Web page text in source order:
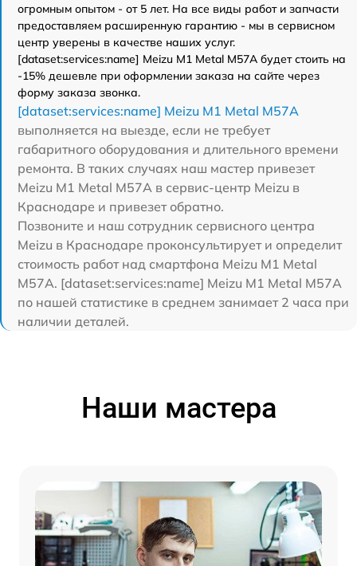
огромным опытом - от 5 лет. На все виды работ и запчасти
предоставляем расширенную гарантию - мы в сервисном
центр уверены в качестве наших услуг.
[dataset:services:name] Meizu M1 Metal M57A будет стоить на
-15% дешевле при оформлении заказа на сайте через
форму заказа звонка.
[dataset:services:name] Meizu M1 Metal M57A
выполняется на выезде, если не требует
габаритного оборудования и длительного времени
ремонта. В таких случаях наш мастер привезет
Meizu M1 Metal M57A в сервис-центр Meizu в
Краснодаре и привезет обратно.
Позвоните и наш сотрудник сервисного центра
Meizu в Краснодаре проконсультирует и определит
стоимость работ над смартфона Meizu M1 Metal
M57A. [dataset:services:name] Meizu M1 Metal M57A
по нашей статистике в среднем занимает 2 часа при
наличии деталей.
Наши мастера